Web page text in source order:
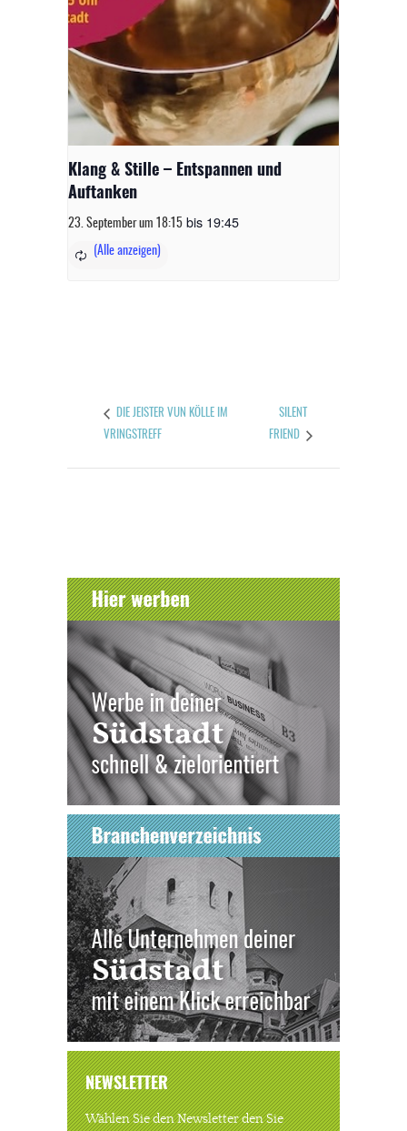
Klang & Stille – Entspannen und
Auftanken
23. September um 18:15 bis 19:45
DIE JEISTER VUN KÖLLE IM
VRINGSTREFF
SILENT
FRIEND
NEWSLETTER
Wählen Sie den Newsletter den Sie